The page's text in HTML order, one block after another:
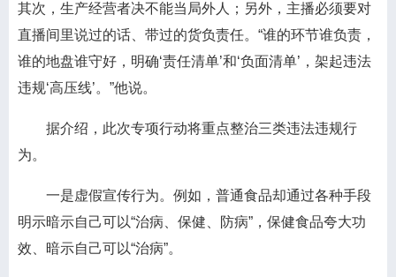
其次，生产经营者决不能当局外人；另外，主播必须要对
直播间里说过的话、带过的货负责任。“谁的环节谁负责，
谁的地盘谁守好，明确‘责任清单’和‘负面清单’，架起违法
违规‘高压线’。”他说。
据介绍，此次专项行动将重点整治三类违法违规行
为。
一是虚假宣传行为。例如，普通食品却通过各种手段
明示暗示自己可以“治病、保健、防病”，保健食品夸大功
效、暗示自己可以“治病”。